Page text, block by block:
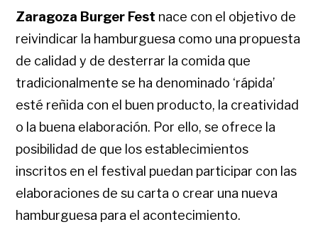
Zaragoza Burger Fest nace con el objetivo de
reivindicar la hamburguesa como una propuesta
de calidad y de desterrar la comida que
tradicionalmente se ha denominado ‘rápida’
esté reñida con el buen producto, la creatividad
o la buena elaboración. Por ello, se ofrece la
posibilidad de que los establecimientos
inscritos en el festival puedan participar con las
elaboraciones de su carta o crear una nueva
hamburguesa para el acontecimiento.